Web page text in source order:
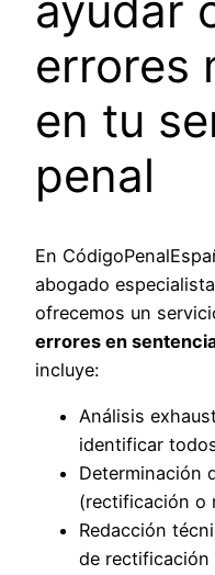
errores
en tu
penal
En
abogado
ofrecemos un
errores en
incluye:
Análisis
identificar
Determinación
(rectificación o
Redacción
de rectificación